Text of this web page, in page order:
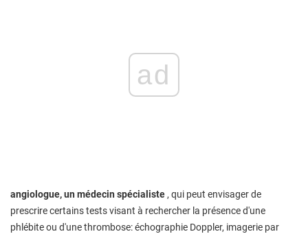
ad
angiologue, un médecin spécialiste, qui peut envisager de
prescrire certains tests visant à rechercher la présence d'une
phlébite ou d'une thrombose: échographie Doppler, imagerie par